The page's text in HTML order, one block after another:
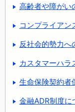
高齢者や障がい
コンプライアン
反社会的勢力へ
カスタマーハラ
生命保険契約者
金融ADR制度に